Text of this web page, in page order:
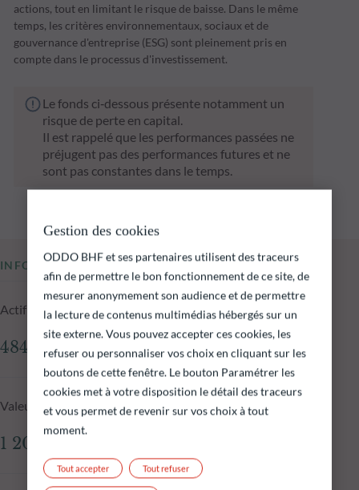
actions, tout en limitant le risque de baisse. Dans le même
temps, les critères environnementaux, sociaux et de
gouvernance d'entreprise (ESG) sont pleinement pris en
compte dans le processus d'investissement.
Le fonds ci‑dessous présente notamment un
risque de perte en capital.
Il est rappelé que les performances passées ne
préjugent pas des performances futures et ne
sont pas constantes dans le temps.
INFORMATIONS CLÉS
Actif net du fonds au 06.08.2026
484,06 M€
Valeur liquidative au 06.08.2026
1 209,42 €
Gestion des cookies
ODDO BHF et ses partenaires utilisent des traceurs
afin de permettre le bon fonctionnement de ce site, de
mesurer anonymement son audience et de permettre
la lecture de contenus multimédias hébergés sur un
site externe. Vous pouvez accepter ces cookies, les
refuser ou personnaliser vos choix en cliquant sur les
boutons de cette fenêtre. Le bouton Paramétrer les
cookies met à votre disposition le détail des traceurs
et vous permet de revenir sur vos choix à tout
moment.
Tout refuser
Tout accepter